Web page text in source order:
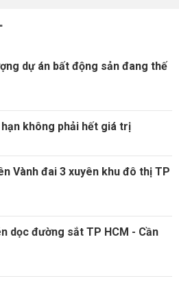
dự án bất động sản đang thế
không phải hết giá trị
Vành đai 3 xuyên khu đô thị TP
dọc đường sắt TP HCM - Cần